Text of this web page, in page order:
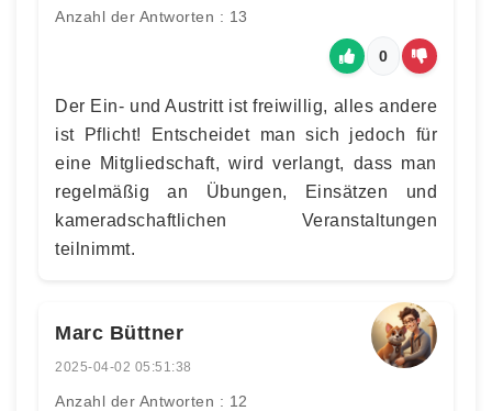
Anzahl der Antworten : 13
0
Der Ein- und Austritt ist freiwillig, alles andere
ist Pflicht! Entscheidet man sich jedoch für
eine Mitgliedschaft, wird verlangt, dass man
regelmäßig an Übungen, Einsätzen und
kameradschaftlichen Veranstaltungen
teilnimmt.
Marc Büttner
2025-04-02 05:51:38
Anzahl der Antworten : 12